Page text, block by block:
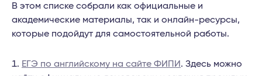
В этом списке собрали как официальные и
академические материалы, так и онлайн-ресурсы,
которые подойдут для самостоятельной работы.
ЕГЭ по английскому на сайте ФИПИ . Здесь можно